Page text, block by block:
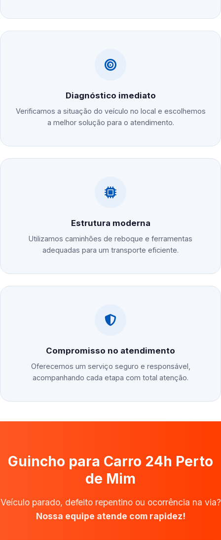
Diagnóstico imediato
Verificamos a situação do veículo no local e escolhemos
a melhor solução para o atendimento.
Estrutura moderna
Utilizamos caminhões de reboque e ferramentas
adequadas para um transporte eficiente.
Compromisso no atendimento
Oferecemos um serviço seguro e responsável,
acompanhando cada etapa com total atenção.
Guincho para Carro 24h Perto
de Mim
Veículo parado, defeito repentino ou ocorrência na via?
Nossa equipe atende com rapidez!